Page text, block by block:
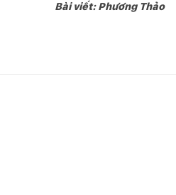
Bài viết: Phương Thảo